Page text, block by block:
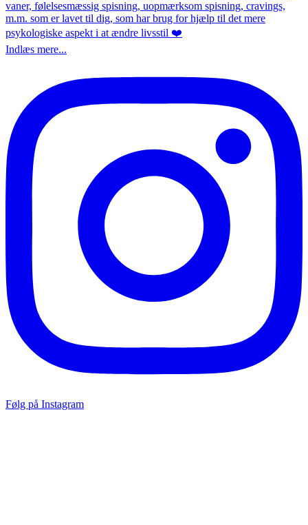
Indlæs mere...
Følg på Instagram